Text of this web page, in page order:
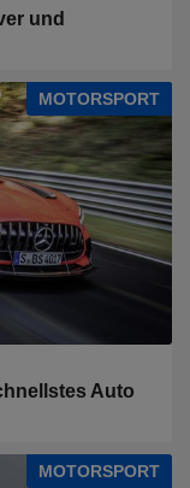
und
MOTORSPORT
Auto
MOTORSPORT